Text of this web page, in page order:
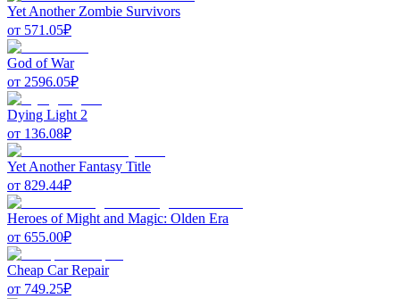
Yet Another Zombie Survivors
от 571.05₽
God of War
от 2596.05₽
Dying Light 2
от 136.08₽
Yet Another Fantasy Title
от 829.44₽
Heroes of Might and Magic: Olden Era
от 655.00₽
Cheap Car Repair
от 749.25₽